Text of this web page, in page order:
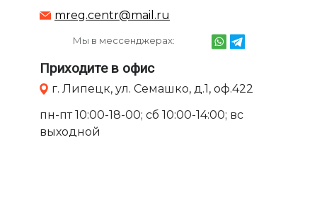
mreg.centr@mail.ru
Мы в мессенджерах:
Приходите в офис
г. Липецк, ул. Семашко, д.1, оф.422
пн-пт 10:00-18-00; сб 10:00-14:00; вс
выходной